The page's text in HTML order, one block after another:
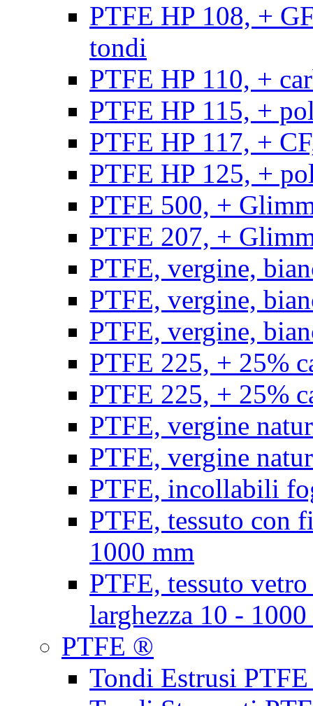
PTFE HP 108, +
tondi
PTFE HP 110, +
PTFE HP 115, +
PTFE HP 117, +
PTFE HP 125, +
PTFE 500, +
PTFE 207, +
PTFE, vergine,
PTFE, vergine,
PTFE, vergine,
PTFE 225, + 25%
PTFE 225, + 25%
PTFE, vergine
PTFE, vergine
PTFE, incollabili
PTFE, tessuto con
1000 mm
PTFE, tessuto
larghezza 10 -
PTFE ®
Tondi Estrusi